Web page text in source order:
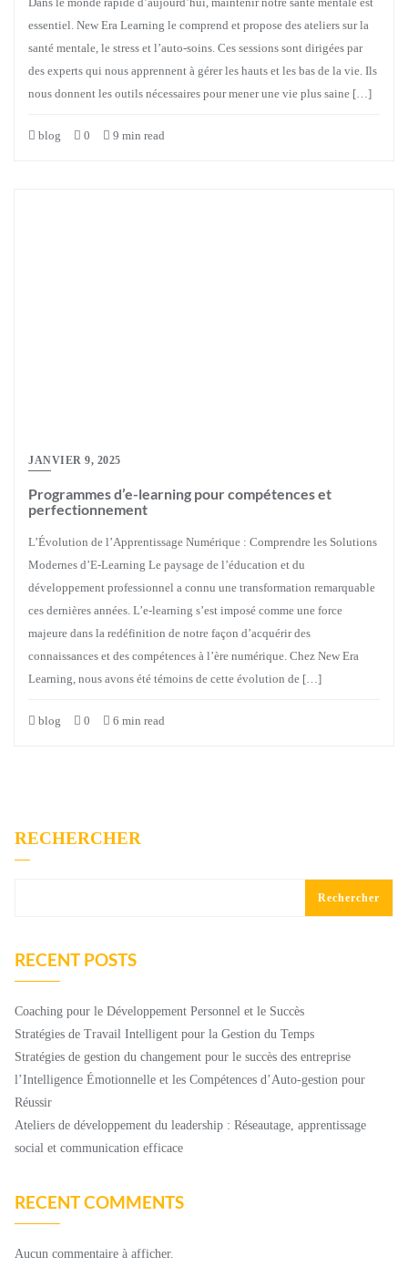
essentiel. New Era Learning le comprend et propose des ateliers sur la
santé mentale, le stress et l’auto-soins. Ces sessions sont dirigées par
des experts qui nous apprennent à gérer les hauts et les bas de la vie. Ils
nous donnent les outils nécessaires pour mener une vie plus saine […]
blog 0 9 min read
JANVIER 9, 2025
Programmes d’e-learning pour compétences et
perfectionnement
L’Évolution de l’Apprentissage Numérique : Comprendre les Solutions
Modernes d’E-Learning Le paysage de l’éducation et du
développement professionnel a connu une transformation remarquable
ces dernières années. L’e-learning s’est imposé comme une force
majeure dans la redéfinition de notre façon d’acquérir des
connaissances et des compétences à l’ère numérique. Chez New Era
Learning, nous avons été témoins de cette évolution de […]
blog 0 6 min read
RECHERCHER
Rechercher
RECENT POSTS
Coaching pour le Développement Personnel et le Succès
Stratégies de Travail Intelligent pour la Gestion du Temps
Stratégies de gestion du changement pour le succès des entreprise
l’Intelligence Émotionnelle et les Compétences d’Auto-gestion pour
Réussir
Ateliers de développement du leadership : Réseautage, apprentissage
social et communication efficace
RECENT COMMENTS
Aucun commentaire à afficher.